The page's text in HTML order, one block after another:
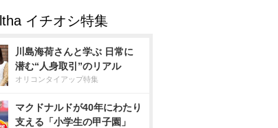
川島海荷さんと学ぶ 日常に
潜む“人身取引”のリアル
オリコンタイアップ特集
マクドナルドが40年にわたり
支える「小学生の甲子園」